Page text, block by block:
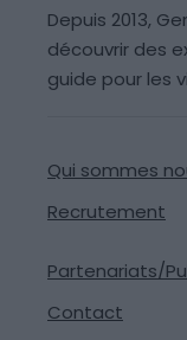
Depuis 2013,
découvrir des
guide pour les
Qui sommes
Recrutement
Partenariats/
Contact